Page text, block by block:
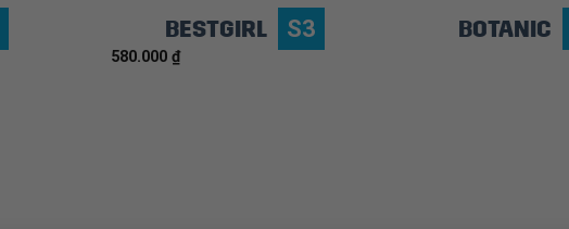
BESTGIRL S3
580.000 ₫
BOTANIC